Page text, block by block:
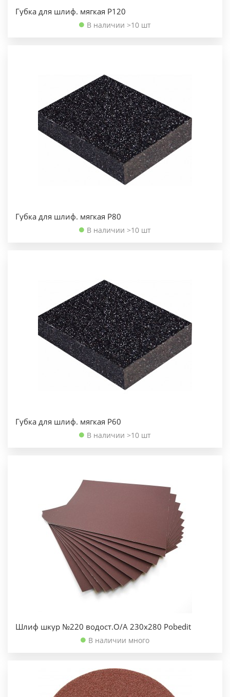
Губка для шлиф. мягкая Р120
В наличии >10 шт
Губка для шлиф. мягкая Р80
В наличии >10 шт
Губка для шлиф. мягкая Р60
В наличии >10 шт
Шлиф шкур №220 водост.О/А 230х280 Pobedit
В наличии много